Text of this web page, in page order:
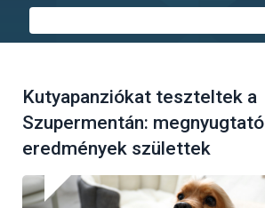
Kutyapanziókat teszteltek a
Szupermentán: megnyugtató
eredmények születtek